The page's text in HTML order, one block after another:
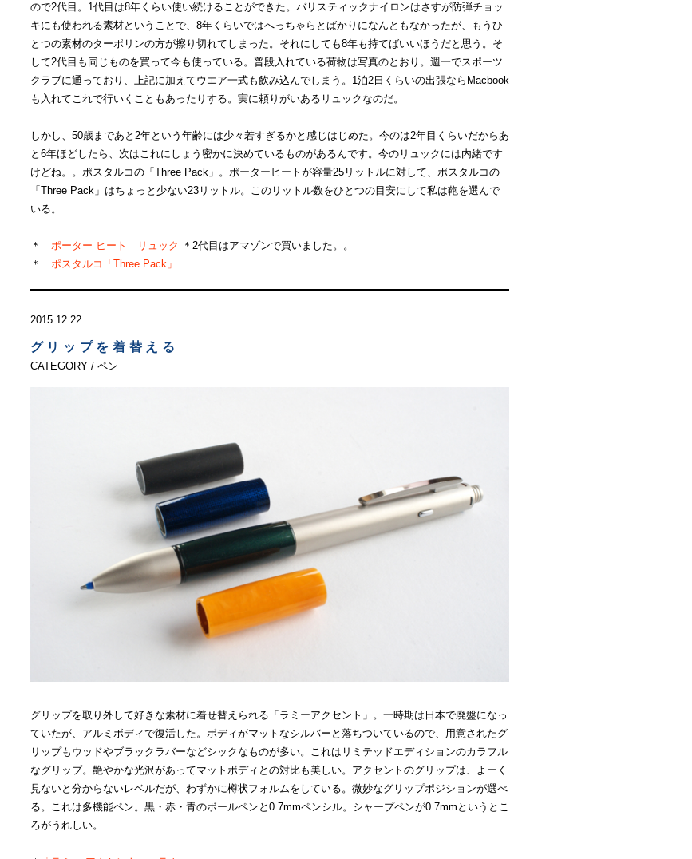
ので2代目。1代目は8年くらい使い続けることができた。バリスティックナイロンはさすが防弾チョッ
キにも使われる素材ということで、8年くらいではへっちゃらとばかりになんともなかったが、もうひ
とつの素材のターポリンの方が擦り切れてしまった。それにしても8年も持てばいいほうだと思う。そ
して2代目も同じものを買って今も使っている。普段入れている荷物は写真のとおり。週一でスポーツ
クラブに通っており、上記に加えてウエア一式も飲み込んでしまう。1泊2日くらいの出張ならMacbook
も入れてこれで行いくこともあったりする。実に頼りがいあるリュックなのだ。
しかし、50歳まであと2年という年齢には少々若すぎるかと感じはじめた。今のは2年目くらいだからあ
と6年ほどしたら、次はこれにしょう密かに決めているものがあるんです。今のリュックには内緒です
けどね。。ポスタルコの「Three Pack」。ポーターヒートが容量25リットルに対して、ポスタルコの
「Three Pack」はちょっと少ない23リットル。このリットル数をひとつの目安にして私は鞄を選んで
いる。
＊ ポーター ヒート リュック ＊2代目はアマゾンで買いました。。
＊ ポスタルコ「Three Pack」
2015.12.22
グリップを着替える
CATEGORY / ペン
グリップを取り外して好きな素材に着せ替えられる「ラミーアクセント」。一時期は日本で廃盤になっ
ていたが、アルミボディで復活した。ボディがマットなシルバーと落ちついているので、用意されたグ
リップもウッドやブラックラバーなどシックなものが多い。これはリミテッドエディションのカラフル
なグリップ。艶やかな光沢があってマットボディとの対比も美しい。アクセントのグリップは、よーく
見ないと分からないレベルだが、わずかに樽状フォルムをしている。微妙なグリップポジションが選べ
る。これは多機能ペン。黒・赤・青のボールペンと0.7mmペンシル。シャープペンが0.7mmというとこ
ろがうれしい。